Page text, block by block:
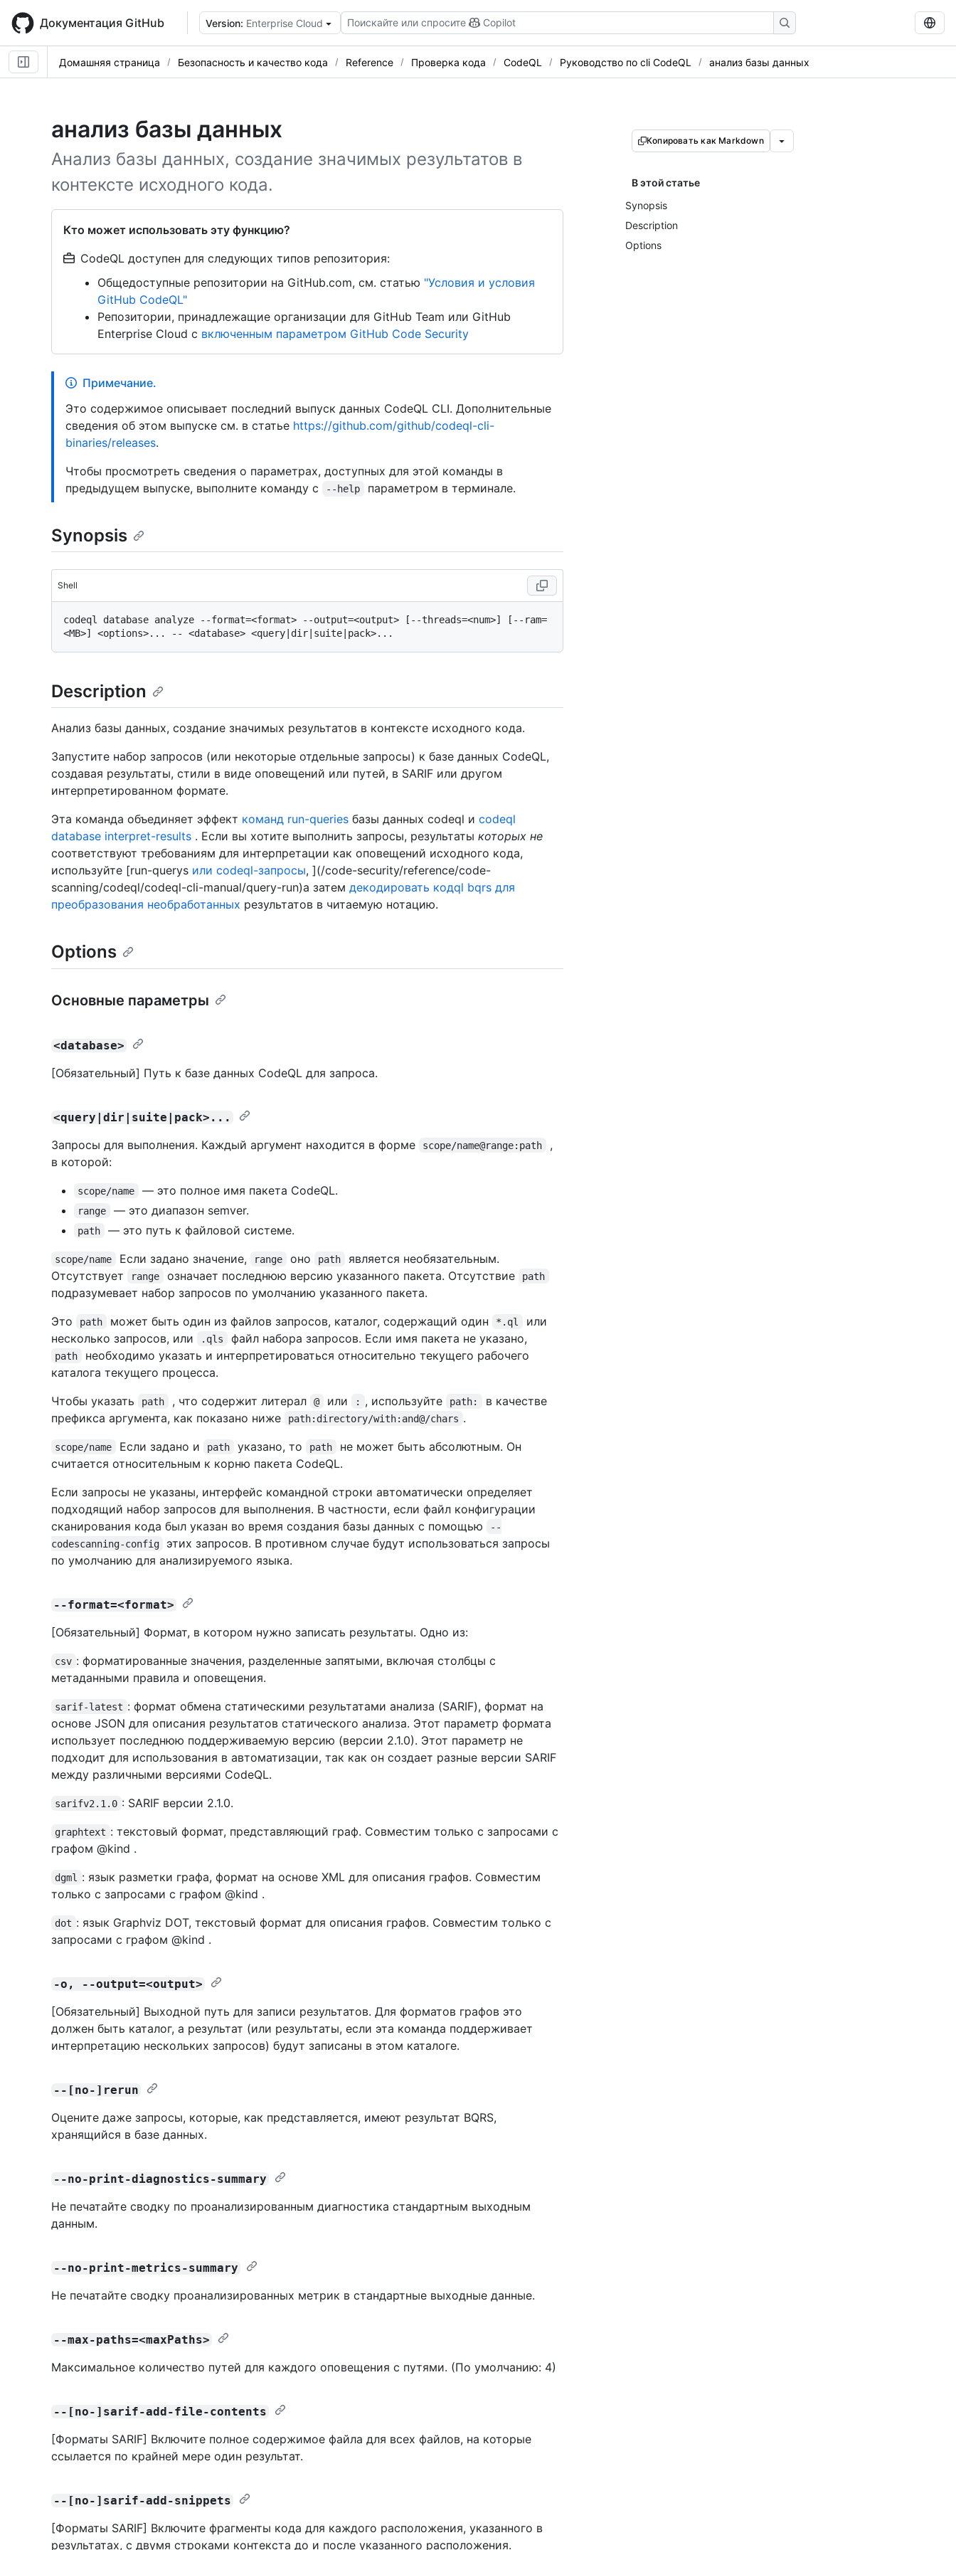
main
content
Документация GitHub Version: Enterprise Cloud Поискайте или спросите Copilot
Домашняя страница Безопасность и качество кода Reference Проверка кода CodeQL Руководство по cli CodeQL анализ базы данных
анализ базы данных
Анализ базы данных, создание значимых результатов в
контексте исходного кода.
Кто может использовать эту функцию?
CodeQL доступен для следующих типов репозитория:
Общедоступные репозитории на GitHub.com, см. статью "Условия и условия
GitHub CodeQL"
Репозитории, принадлежащие организации для GitHub Team или GitHub
Enterprise Cloud с включенным параметром GitHub Code Security
Копировать как Markdown
В этой статье
Synopsis
Description
Options
Примечание.
Это содержимое описывает последний выпуск данных CodeQL CLI. Дополнительные
сведения об этом выпуске см. в статье https://github.com/github/codeql-cli-
binaries/releases.
Чтобы просмотреть сведения о параметрах, доступных для этой команды в
предыдущем выпуске, выполните команду с
--help параметром в терминале.
Synopsis
Shell
codeql database analyze --format=<format> --output=<output> [--threads=<num>] [--ram=
Description
Анализ базы данных, создание значимых результатов в контексте исходного кода.
Запустите набор запросов (или некоторые отдельные запросы) к базе данных CodeQL,
создавая результаты, стили в виде оповещений или путей, в SARIF или другом
интерпретированном формате.
Эта команда объединяет эффект команд run-queries базы данных codeql и codeql
database interpret-results . Если вы хотите выполнить запросы, результаты которых не
соответствуют требованиям для интерпретации как оповещений исходного кода,
используйте [run-querys или codeql-запросы, ](/code-security/reference/code-
scanning/codeql/codeql-cli-manual/query-run)а затем декодировать кодql bqrs для
преобразования необработанных результатов в читаемую нотацию.
Options
Основные параметры
<database>
[Обязательный] Путь к базе данных CodeQL для запроса.
<query|dir|suite|pack>...
Запросы для выполнения. Каждый аргумент находится в форме scope/name@range:path
,
в которой:
scope/name — это полное имя пакета CodeQL.
range — это диапазон semver.
path — это путь к файловой системе.
scope/name Если задано значение, range оно path
является необязательным.
Отсутствует
range означает последнюю версию указанного пакета. Отсутствие path
подразумевает набор запросов по умолчанию указанного пакета.
Это
path может быть один из файлов запросов, каталог, содержащий один *.ql
или
несколько запросов, или
.qls файл набора запросов. Если имя пакета не указано,
path
необходимо указать и интерпретироваться относительно текущего рабочего
каталога текущего процесса.
Чтобы указать
path , что содержит литерал @ или : , используйте path:
в качестве
префикса аргумента, как показано ниже
path:directory/with:and@/chars .
scope/name Если задано и path указано, то path
не может быть абсолютным. Он
считается относительным к корню пакета CodeQL.
Если запросы не указаны, интерфейс командной строки автоматически определяет
подходящий набор запросов для выполнения. В частности, если файл конфигурации
сканирования кода был указан во время создания базы данных с помощью
--
codescanning-config
этих запросов. В противном случае будут использоваться запросы
по умолчанию для анализируемого языка.
--format=<format>
[Обязательный] Формат, в котором нужно записать результаты. Одно из:
csv : форматированные значения, разделенные запятыми, включая столбцы с
метаданными правила и оповещения.
sarif-latest : формат обмена статическими результатами анализа (SARIF), формат на
основе JSON для описания результатов статического анализа. Этот параметр формата
использует последнюю поддерживаемую версию (версии 2.1.0). Этот параметр не
подходит для использования в автоматизации, так как он создает разные версии SARIF
между различными версиями CodeQL.
sarifv2.1.0 : SARIF версии 2.1.0.
graphtext : текстовый формат, представляющий граф. Совместим только с запросами с
графом @kind .
dgml
: язык разметки графа, формат на основе XML для описания графов. Совместим
только с запросами с графом @kind .
dot : язык Graphviz DOT, текстовый формат для описания графов. Совместим только с
запросами с графом @kind .
-o, --output=<output>
[Обязательный] Выходной путь для записи результатов. Для форматов графов это
должен быть каталог, а результат (или результаты, если эта команда поддерживает
интерпретацию нескольких запросов) будут записаны в этом каталоге.
--[no-]rerun
Оцените даже запросы, которые, как представляется, имеют результат BQRS,
хранящийся в базе данных.
--no-print-diagnostics-summary
Не печатайте сводку по проанализированным диагностика стандартным выходным
данным.
--no-print-metrics-summary
Не печатайте сводку проанализированных метрик в стандартные выходные данные.
--max-paths=<maxPaths>
Максимальное количество путей для каждого оповещения с путями. (По умолчанию: 4)
--[no-]sarif-add-file-contents
[Форматы SARIF] Включите полное содержимое файла для всех файлов, на которые
ссылается по крайней мере один результат.
--[no-]sarif-add-snippets
[Форматы SARIF] Включите фрагменты кода для каждого расположения, указанного в
результатах, с двумя строками контекста до и после указанного расположения.